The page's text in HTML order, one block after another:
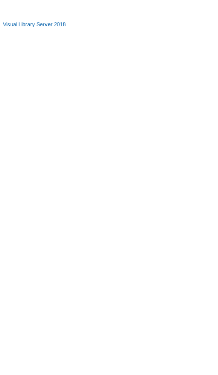
Visual Library Server 2018